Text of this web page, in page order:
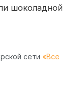
шоколадной
сети «Все